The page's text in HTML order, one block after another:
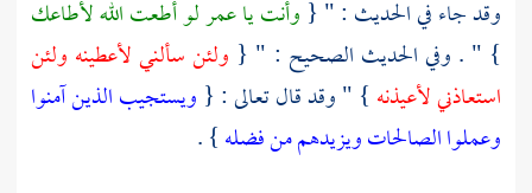
وقد جاء في الحديث : " { وأنت ياعمرلو أطعت الله لأطاعك
} " . وفي الحديث الصحيح : " { ولئن سألني لأعطينه ولئن
استعاذني لأعيذنه } " وقد قال تعالى : { ويستجيب الذين آمنوا
وعملوا الصالحات ويزيدهم من فضله} .